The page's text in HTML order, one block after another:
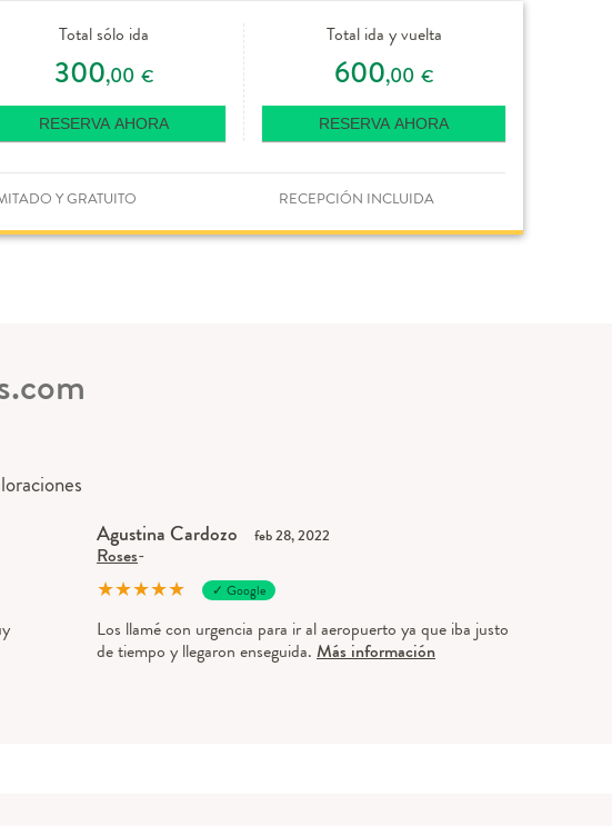
Total sólo ida
300,00 €
RESERVA AHORA
Total ida y vuelta
600,00 €
RESERVA AHORA
Y GRATUITO RECEPCIÓN INCLUIDA
Agustina Cardozo feb 28, 2022
Roses-
★★★★★ ✓ Google
Los llamé con urgencia para ir al aeropuerto ya que iba justo
de tiempo y llegaron enseguida. Más información